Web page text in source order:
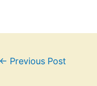
← Previous Post